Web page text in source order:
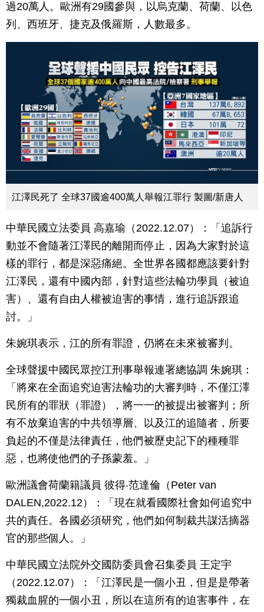
過20萬人。歐洲有29國參與，以烏克蘭、荷蘭、以色
列、西班牙、捷克及俄羅斯，人數最多。
江澤民死了 全球37國逾400萬人舉報江罪行 製圖/新唐人
中華民國立法委員 高嘉瑜（2022.12.07）：「追訴行
動並不會隨著江澤民的離開而停止，因為大家對於這
樣的罪行，都是深惡痛絕。全世界各國都應該要針對
江澤民，還有中國內部，針對這些法輪功學員（被迫
害）、還有自由人權被迫害的事情，進行追訴跟追
討。」
朱婉琪表示，江的所有罪證，仍將在未來被審判。
全球聲援中國民眾控江刑事舉報連署總協調 朱婉琪：
「將來在全面追究迫害法輪功的大審判時，不僅江澤
民所有的罪狀（罪證），將一一的被提出被審判；所
有不放棄迫害的中共領導層、以及江的追隨者，所要
負起的不僅是法律責任，他們被歷史記下的種種罪
惡，也將使他們的子孫蒙羞。」
歐洲議會荷蘭籍議員 彼得‧范達倫（Peter van
DALEN,2022.12）：「現在就看國際社會如何追究中
共的責任。各國必須研究，他們如何制裁共謀活摘器
官的那些個人。」
中華民國立法院外交國防委員會召集委員 王定宇
（2022.12.07）：「江澤民是一個小丑，但是是帶著
獨裁血腥的一個小丑，所以在這所有的迫害事件，在